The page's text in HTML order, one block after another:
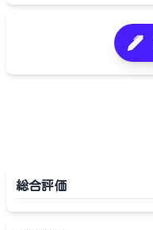
総合評価